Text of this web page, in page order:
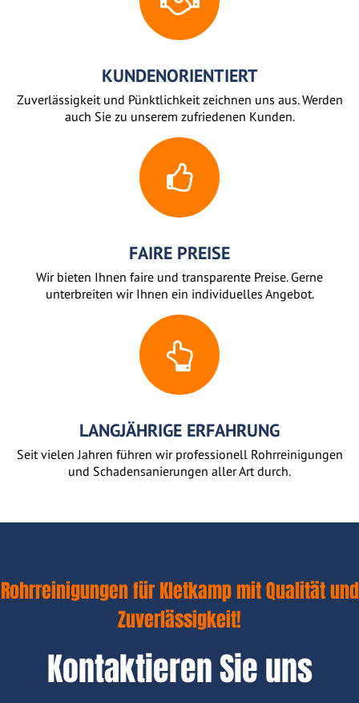
KUNDENORIENTIERT
Zuverlässigkeit und Pünktlichkeit zeichnen uns aus. Werden
auch Sie zu unserem zufriedenen Kunden.
FAIRE PREISE
Wir bieten Ihnen faire und transparente Preise. Gerne
unterbreiten wir Ihnen ein individuelles Angebot.
LANGJÄHRIGE ERFAHRUNG
Seit vielen Jahren führen wir professionell Rohrreinigungen
und Schadensanierungen aller Art durch.
Rohrreinigungen für Kletkamp mit Qualität und
Zuverlässigkeit!
Kontaktieren Sie uns